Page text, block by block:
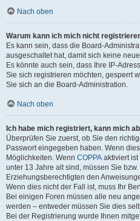
Nach oben
Warum kann ich mich nicht
Es kann sein, dass die Board-
ausgeschaltet hat, damit sich keine
Es könnte auch sein, dass Ihre IP-
Sie sich registrieren möchten, gesperrt
Sie sich an die Board-Administration.
Nach oben
Ich habe mich registriert, kann mich
Überprüfen Sie zuerst, ob Sie den
Passwort eingegeben haben. Wenn
Möglichkeiten. Wenn COPPA aktiviert
unter 13 Jahre alt sind, müssen Sie
Erziehungsberechtigten den
Wenn dies nicht der Fall ist, muss Ihr
Bei einigen Foren müssen alle neu
werden – entweder müssen Sie dies
Bei der Registrierung wurde Ihnen